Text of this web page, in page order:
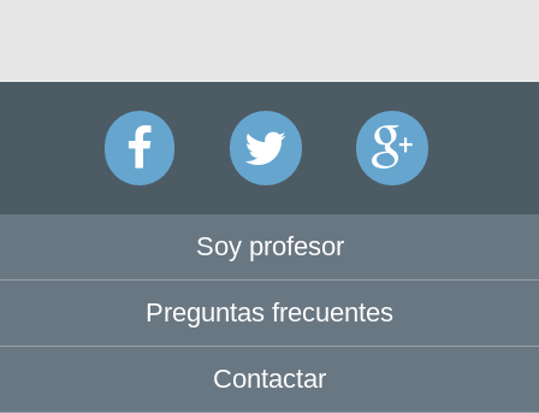
Soy profesor
Preguntas frecuentes
Contactar